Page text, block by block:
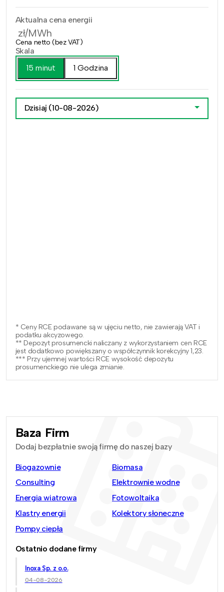
Aktualna cena energii
zł/MWh
Cena netto (bez VAT)
Skala
15 minut
1 Godzina
Dzisiaj (10-08-2026)
* Ceny RCE podawane są w ujęciu netto, nie zawierają VAT i
podatku akcyzowego.
** Depozyt prosumencki naliczany z wykorzystaniem cen RCE
jest dodatkowo powiększany o współczynnik korekcyjny 1,23.
*** Przy ujemnej wartości RCE wysokość depozytu
prosumenckiego nie ulega zmianie.
Baza Firm
Dodaj bezpłatnie swoją firmę do naszej bazy
Biogazownie
Biomasa
Consulting
Elektrownie wodne
Energia wiatrowa
Fotowoltaika
Klastry energii
Kolektory słoneczne
Pompy ciepła
Ostatnio dodane firmy
Inoxa Sp. z o.o.
04-08-2026